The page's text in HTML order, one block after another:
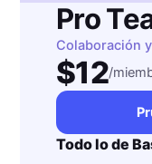
Pro
Colaboración
$12/
Todo lo de